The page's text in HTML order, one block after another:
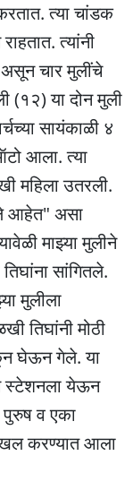
त्या चांडक
त्यांनी
असून चार मुलींचे
या दोन मुली
सायंकाळी ४
आला. त्या
महिला उतरली.
आहेत" असा
माझ्या मुलीने
सांगितले.
मुलीला
तिघांनी मोठी
घेऊन गेले. या
स्टेशनला येऊन
पुरुष व एका
करण्यात आला